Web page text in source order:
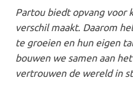
Partou biedt opvang voor
verschil maakt. Daarom
te groeien en hun eigen
bouwen we samen aan
vertrouwen de wereld in